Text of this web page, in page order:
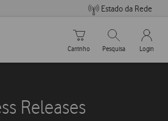
Estado da Rede
Carrinho de compras
Carrinho
Pesquisar
Pesquisa
My
Login
Releases